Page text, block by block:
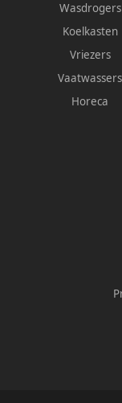
Wasdrogers
Koelkasten
Vriezers
Vaatwassers
Horeca